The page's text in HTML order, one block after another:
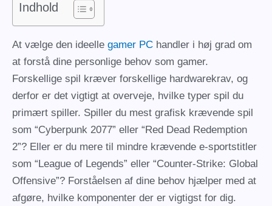
Indhold
At vælge den ideelle gamer PC handler i høj grad om
at forstå dine personlige behov som gamer.
Forskellige spil kræver forskellige hardwarekrav, og
derfor er det vigtigt at overveje, hvilke typer spil du
primært spiller. Spiller du mest grafisk krævende spil
som “Cyberpunk 2077” eller “Red Dead Redemption
2”? Eller er du mere til mindre krævende e-sportstitler
som “League of Legends” eller “Counter-Strike: Global
Offensive”? Forståelsen af dine behov hjælper med at
afgøre, hvilke komponenter der er vigtigst for dig.